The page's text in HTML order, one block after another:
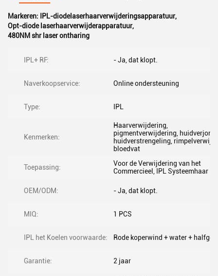
Markeren: IPL-diodelaserhaarverwijderingsapparatuur,
Opt-diode laserhaarverwijderapparatuur,
480NM shr laser ontharing
IPL+ RF: - Ja, dat klopt.
Naverkoopservice: Online ondersteuning
Type: IPL
Kenmerken:
Haarverwijdering,
pigmentverwijdering,
huidverstrengeling,
bloedvat
Toepassing:
Voor de Verwijdering van het
Commercieel, IPL Systeemhaar
OEM/ODM: - Ja, dat klopt.
MIQ: 1 PCS
IPL het Koelen voorwaarde: Rode koperwind + water +
Garantie: 2 jaar